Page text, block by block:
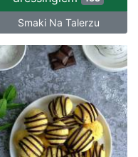
Smaki Na Talerzu